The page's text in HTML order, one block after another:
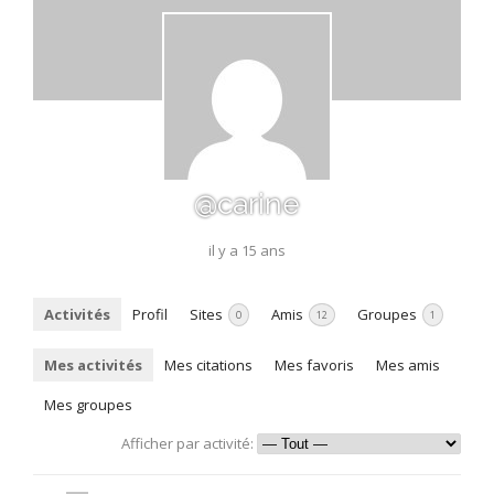
@carine
il y a 15 ans
Activités Profil Sites 0 Amis 12 Groupes 1
Mes activités Mes citations Mes favoris
Mes amis
Mes groupes
Afficher par activité: